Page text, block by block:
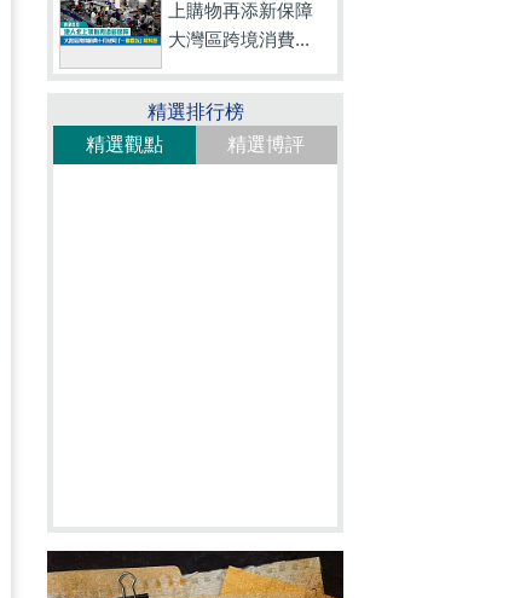
上購物再添新保障
大灣區跨境消費...
精選排行榜
精選觀點
精選博評